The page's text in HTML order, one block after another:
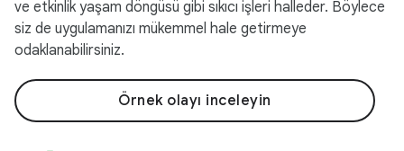
ve etkinlik yaşam döngüsü gibi sıkıcı işleri halleder. Böylece
siz de uygulamanızı mükemmel hale getirmeye
odaklanabilirsiniz.
Örnek olayı inceleyin